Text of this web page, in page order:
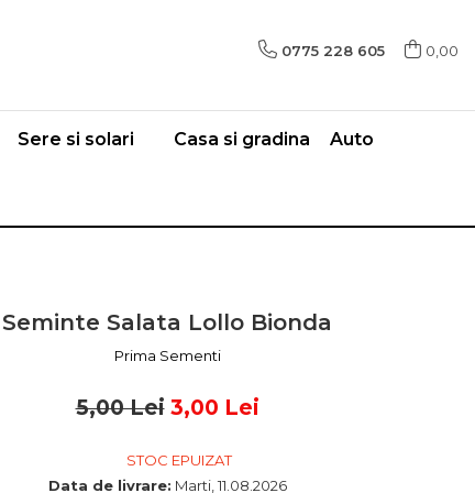
0775 228 605 0,00
Sere si solari Casa si gradina Auto
Seminte Salata Lollo Bionda
Prima Sementi
5,00 Lei 3,00 Lei
STOC EPUIZAT
Data de livrare: Marti, 11.08.2026